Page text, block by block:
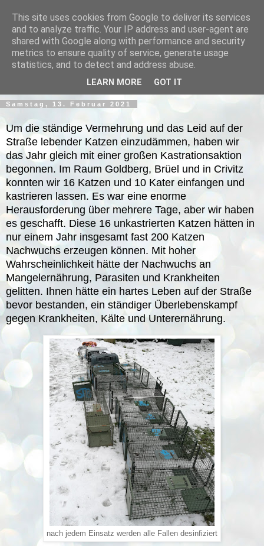
Samstag, 13. Februar 2021
Um die ständige Vermehrung und das Leid auf der
Straße lebender Katzen einzudämmen, haben wir
das Jahr gleich mit einer großen Kastrationsaktion
begonnen. Im Raum Goldberg, Brüel und in Crivitz
konnten wir 16 Katzen und 10 Kater einfangen und
kastrieren lassen. Es war eine enorme
Herausforderung über mehrere Tage, aber wir haben
es geschafft. Diese 16 unkastrierten Katzen hätten in
nur einem Jahr insgesamt fast 200 Katzen
Nachwuchs erzeugen können. Mit hoher
Wahrscheinlichkeit hätte der Nachwuchs an
Mangelernährung, Parasiten und Krankheiten
gelitten. Ihnen hätte ein hartes Leben auf der Straße
bevor bestanden, ein ständiger Überlebenskampf
gegen Krankheiten, Kälte und Unterernährung.
nach jedem Einsatz werden alle Fallen desinfiziert
This site uses cookies from Google to deliver its services
and to analyze traffic. Your IP address and user-agent are
shared with Google along with performance and security
metrics to ensure quality of service, generate usage
statistics, and to detect and address abuse.
LEARN MORE GOT IT